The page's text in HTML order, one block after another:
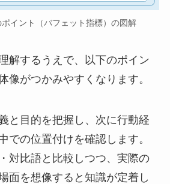
イント（バフェット指標）の図解
解するうえで、以下のポイン
像がつかみやすくなります。
と目的を把握し、次に行動経
での位置付けを確認します。
対比語と比較しつつ、実際の
面を想像すると知識が定着し